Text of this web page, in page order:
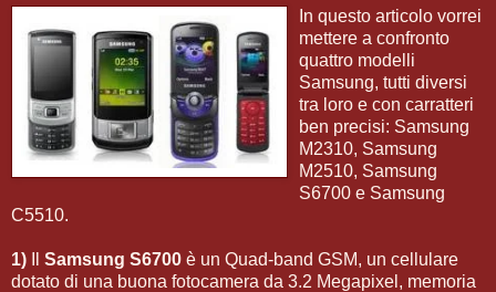
In questo articolo vorrei
mettere a confronto
quattro modelli
Samsung, tutti diversi
tra loro e con carratteri
ben precisi: Samsung
M2310, Samsung
M2510, Samsung
S6700 e Samsung
C5510.
1) Samsung S6700 è un Quad-band GSM, un cellulare
dotato di una buona fotocamera da 3.2 Megapixel, memoria